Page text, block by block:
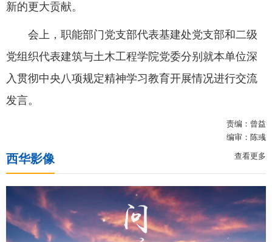
新的更大贡献。
会上，职能部门党支部代表基建处党支部和二级
党组织代表建筑与土木工程学院党委分别就本单位深
入贯彻中央八项规定精神学习教育开展情况进行交流
发言。
责编：曾益
编审：陈彧
西华影像 查看更多